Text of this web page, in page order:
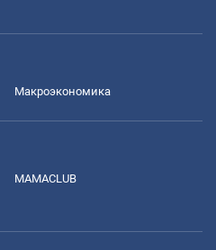
Mакроэкономика
MAMACLUB